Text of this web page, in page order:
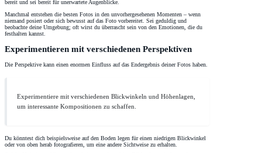
bereit und sei bereit für unerwartete Augenblicke.
Manchmal entstehen die besten Fotos in den unvorhergesehenen Momenten – wenn
niemand posiert oder sich bewusst auf das Foto vorbereitet. Sei geduldig und
beobachte deine Umgebung; oft wirst du überrascht sein von den Emotionen, die du
festhalten kannst.
Experimentieren mit verschiedenen Perspektiven
Die Perspektive kann einen enormen Einfluss auf das Endergebnis deiner Fotos haben.
Experimentiere mit verschiedenen Blickwinkeln und Höhenlagen,
um interessante Kompositionen zu schaffen.
Du könntest dich beispielsweise auf den Boden legen für einen niedrigen Blickwinkel
oder von oben herab fotografieren, um eine andere Sichtweise zu erhalten.